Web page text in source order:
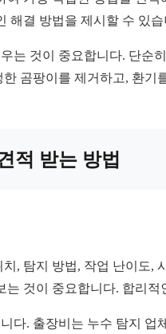
해결 방법을 제시할 수 있습
는 것이 중요합니다. 단
곰팡이를 제거하고, 환기
적 받는 방법
, 탐지 방법, 작업 난이도
것이 중요합니다. 합리
. 출장비는 누수 탐지